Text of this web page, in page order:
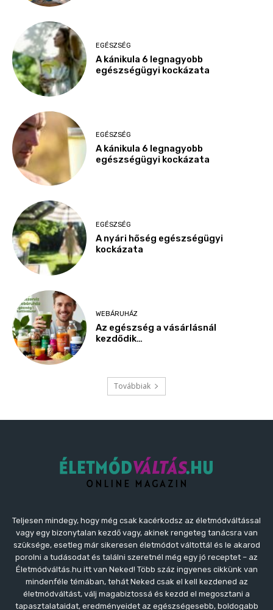
Teljesen mindegy, hogy még csak kacérkodsz az életmódváltással
vagy egy bizonytalan kezdő vagy, akinek rengeteg tanácsra van
szüksége, esetleg már sikeresen életmódot váltottál és le akarod
porolni a tudásodat és találni szeretnél még egy jó receptet – az
Életmódváltás.hu itt van Neked! Több száz ingyenes cikkünk van
mindenféle témában, tehát Neked csak el kell kezdened az
életmódváltást, válj magabiztossá és kezdd el megosztani a
tapasztalataidat, eredményeidet az egészségesebb, boldogabb